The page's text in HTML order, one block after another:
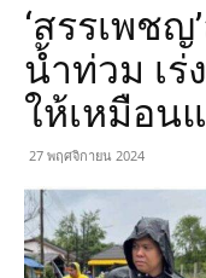
‘สรรเพช
น้ำท่วม เร่
ให้เหมือน
27 พฤศจิกายน 2024